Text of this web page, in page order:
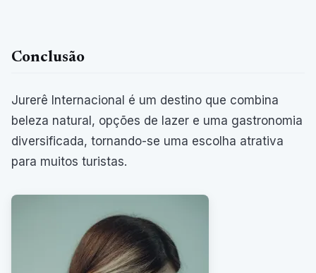
Conclusão
Jurerê Internacional é um destino que combina
beleza natural, opções de lazer e uma gastronomia
diversificada, tornando-se uma escolha atrativa
para muitos turistas.